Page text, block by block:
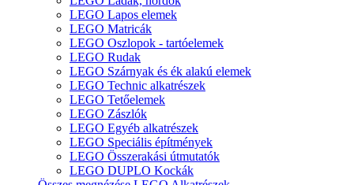
LEGO Lapos elemek
LEGO Matricák
LEGO Oszlopok - tartóelemek
LEGO Rudak
LEGO Szárnyak és ék alakú elemek
LEGO Technic alkatrészek
LEGO Tetőelemek
LEGO Zászlók
LEGO Egyéb alkatrészek
LEGO Speciális építmények
LEGO Összerakási útmutatók
LEGO DUPLO Kockák